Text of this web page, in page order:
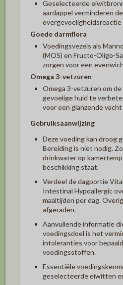
Geselecteerde
aardappel verminderen
overgevoeligheidsreactie
Goede darmflora
Voedingsvezels als
(MOS) en Fructo-Oligo-
zorgen voor een
Omega 3-vetzuren
Omega 3-vetzuren om
gevoelige huid te
voor een glanzende vacht
Gebruiksaanwijzing
Deze voeding kan droog
Bereiding is niet nodig.
drinkwater op
beschikking staat.
Verdeel de dagportie
Intestinal Hypoallergic
maaltijden per dag.
afgeraden.
Aanvullende informatie
voedingsdoel is het
intoleranties voor
voedingsstoffen.
Essentiële
geselecteerde eiwitten